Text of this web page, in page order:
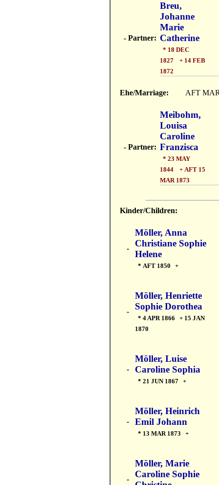
- Partner:
Breu,
Johanne
Marie
Catherine
* 18 DEC
1827 + 14 FEB
1872
Ehe/Marriage: AFT
- Partner:
Meibohm,
Louisa
Caroline
Franzisca
* 23 MAY
1844 + AFT 15
MAR 1873
Kinder/Children:
-
Möller, Anna
Christiane Sophie
Helene
* AFT 1850 +
-
Möller, Henriette
Sophie Dorothea
* 4 APR 1866 + 15 JAN
1870
-
Möller, Luise
Caroline Sophia
* 21 JUN 1867 +
-
Möller, Heinrich
Emil Johann
* 13 MAR 1873 +
-
Möller, Marie
Caroline Sophie